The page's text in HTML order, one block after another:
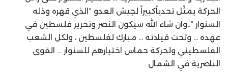
الحركة يمثًل تحدياًكبيراً لجيش العدو “الذي قهره وذله
السنوار “..وان شاء الله سيكون النصر وتحرير فلسطين في
عهده … وتحت قيادته … مبارك لفلسطين ، ولكل الشعب
الفلسطيني ولحركة حماس اختيارهم للسنوار … القوى
الناصرية في الشمال .